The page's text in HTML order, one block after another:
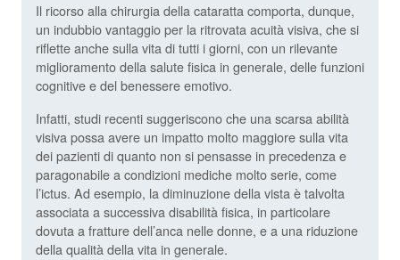
Il ricorso alla chirurgia della cataratta comporta, dunque,
un indubbio vantaggio per la ritrovata acuità visiva, che si
riflette anche sulla vita di tutti i giorni, con un rilevante
miglioramento della salute fisica in generale, delle funzioni
cognitive e del benessere emotivo.
Infatti, studi recenti suggeriscono che una scarsa abilità
visiva possa avere un impatto molto maggiore sulla vita
dei pazienti di quanto non si pensasse in precedenza e
paragonabile a condizioni mediche molto serie, come
l’ictus. Ad esempio, la diminuzione della vista è talvolta
associata a successiva disabilità fisica, in particolare
dovuta a fratture dell’anca nelle donne, e a una riduzione
della qualità della vita in generale.